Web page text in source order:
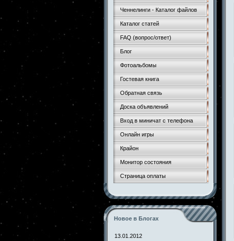
Ченнелинги - Каталог файлов
Каталог статей
FAQ (вопрос/ответ)
Блог
Фотоальбомы
Гостевая книга
Обратная связь
Доска объявлений
Вход в миничат с телефона
Онлайн игры
Крайон
Монитор состояния
Страница оплаты
Новое в Блогах
13.01.2012